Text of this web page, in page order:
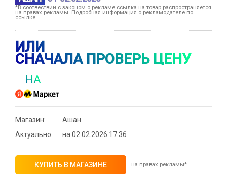
*В соотвествии с законом о рекламе ссылка на товар распространяется
на правах рекламы. Подробная информация о рекламодателе по
ссылке
ИЛИ
СНАЧАЛА ПРОВЕРЬ ЦЕНУ
НА
Магазин:
Ашан
Актуально:
на 02.02.2026 17:36
КУПИТЬ В МАГАЗИНЕ на правах рекламы*